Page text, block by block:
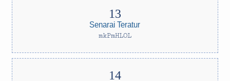
Senarai Teratur
mkPmHLOL